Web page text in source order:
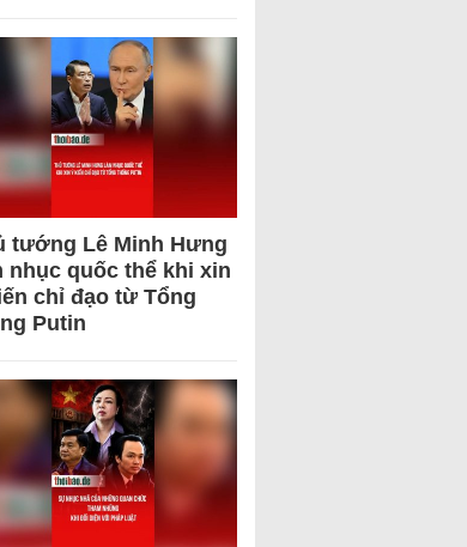
tướng Lê Minh Hưng
nhục quốc thể khi xin
chỉ đạo từ Tổng
Putin